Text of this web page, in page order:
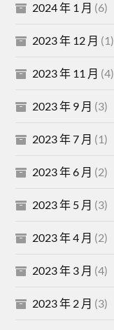
2024 年 1 月 (6)
2023 年 12 月 (1)
2023 年 11 月 (4)
2023 年 9 月 (3)
2023 年 7 月 (1)
2023 年 6 月 (2)
2023 年 5 月 (3)
2023 年 4 月 (2)
2023 年 3 月 (4)
2023 年 2 月 (3)